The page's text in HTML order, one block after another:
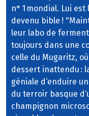
n° 1 mondial. Lui
devenu bible !
leur labo de
toujours dans une
celle du Mugaritz,
dessert inattendu :
géniale d‘enduire
du terroir basque
champignon